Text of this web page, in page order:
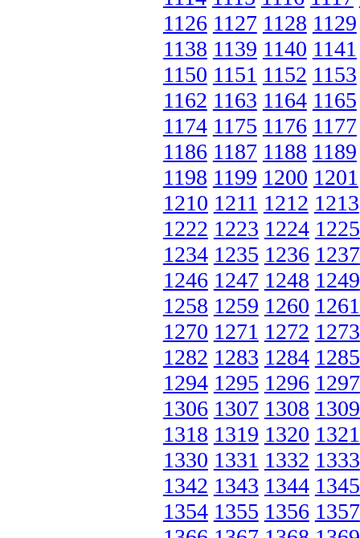
1126 1127 1128 1129
1138 1139 1140 1141
1150 1151 1152 1153
1162 1163 1164 1165
1174 1175 1176 1177
1186 1187 1188 1189
1198 1199 1200 1201
1210 1211 1212 1213
1222 1223 1224 1225
1234 1235 1236 1237
1246 1247 1248 1249
1258 1259 1260 1261
1270 1271 1272 1273
1282 1283 1284 1285
1294 1295 1296 1297
1306 1307 1308 1309
1318 1319 1320 1321
1330 1331 1332 1333
1342 1343 1344 1345
1354 1355 1356 1357